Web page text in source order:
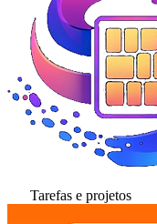
Tarefas e projetos